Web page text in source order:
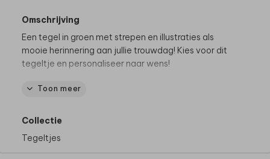
Omschrijving
Een tegel in groen met strepen en illustraties als
mooie herinnering aan jullie trouwdag! Kies voor dit
tegeltje en personaliseer naar wens!
Dit product maakt deel uit van
Toon meer
Collectie
Tegeltjes